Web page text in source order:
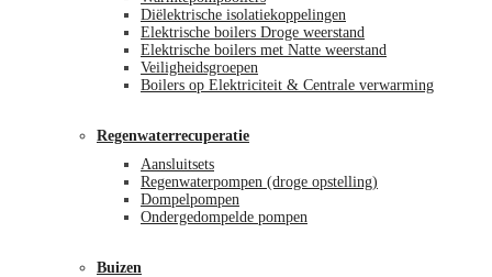
Diëlektrische isolatiekoppelingen
Elektrische boilers Droge weerstand
Elektrische boilers met Natte weerstand
Veiligheidsgroepen
Boilers op Elektriciteit & Centrale verwarming
Regenwaterrecuperatie
Aansluitsets
Regenwaterpompen (droge opstelling)
Dompelpompen
Ondergedompelde pompen
Buizen